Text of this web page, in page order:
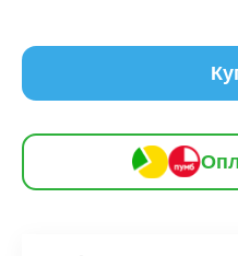
12
придбати товар в
Для оформлення